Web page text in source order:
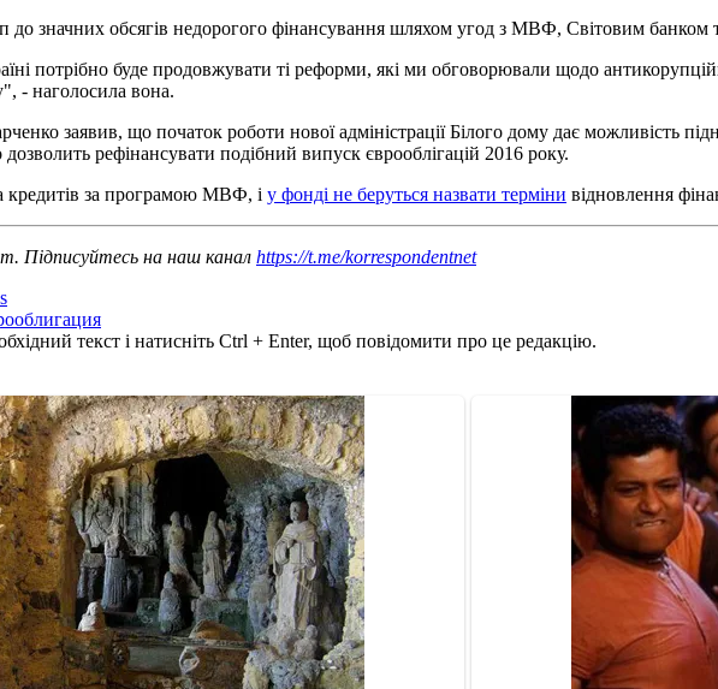
до значних обсягів недорогого фінансування шляхом угод з МВФ, Світовим банком
потрібно буде продовжувати ті реформи, які ми обговорювали щодо
- наголосила вона.
заявив, що початок роботи нової адміністрації Білого дому дає можливість
рефінансувати подібний випуск єврооблігацій 2016 року.
кредитів за програмою МВФ, і у фонді не беруться назвати терміни відновлення
Підписуйтесь на наш канал https://t.me/korrespondentnet
текст і натисніть Ctrl + Enter, щоб повідомити про це редакцію.